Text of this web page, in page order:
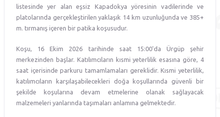
listesinde yer alan eşsiz Kapadokya yöresinin vadilerinde ve
platolarında gerçekleştirilen yaklaşık 14 km uzunluğunda ve 385+
m. tırmanış içeren bir patika koşusudur.
Koşu, 16 Ekim 2026 tarihinde saat 15:00'da Ürgüp şehir
merkezinden başlar. Katılımcıların kısmi yeterlilik esasına göre, 4
saat içerisinde parkuru tamamlamaları gereklidir. Kısmi yeterlilik,
katılımcıların karşılaşabilecekleri doğa koşullarında güvenli bir
şekilde koşularına devam etmelerine olanak sağlayacak
malzemeleri yanlarında taşımaları anlamına gelmektedir.